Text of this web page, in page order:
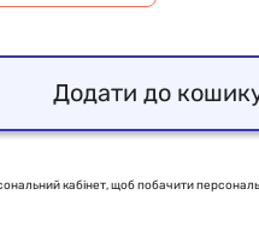
Додати до
кабінет, щоб побачити